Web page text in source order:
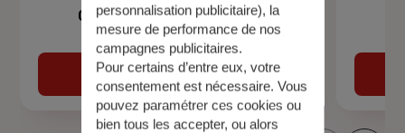
Garantie Accidents de la Vie
Découvrir
personnalisation publicitaire), la
mesure de performance de nos
campagnes publicitaires.
Pour certains d’entre eux, votre
consentement est nécessaire. Vous
pouvez paramétrer ces cookies ou
bien tous les accepter, ou alors